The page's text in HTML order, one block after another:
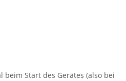
Start des Gerätes (also bei